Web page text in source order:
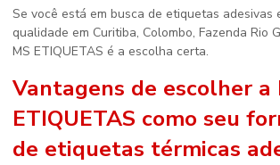
Se você está em busca de etiquetas adesivas
qualidade em Curitiba, Colombo, Fazenda Rio
MS ETIQUETAS é a escolha certa.
Vantagens de escolher a
ETIQUETAS como seu
de etiquetas térmicas